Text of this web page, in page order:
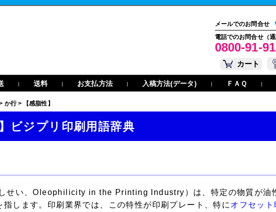
メールでのお問合せ
電話でのお問合せ（通
0800-91-
カート
| 送料 | お支払方法 | 入稿方法(データ) | ＦＡＱ |
か行> 【感脂性】
】ビジプリ印刷用語辞典
せい、Oleophilicity in the Printing Industry）は、特定の物質が油
指します。印刷業界では、この特性が印刷プレート、特に オフセット